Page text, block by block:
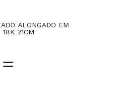
ALONGADO EM
18K 21CM
=